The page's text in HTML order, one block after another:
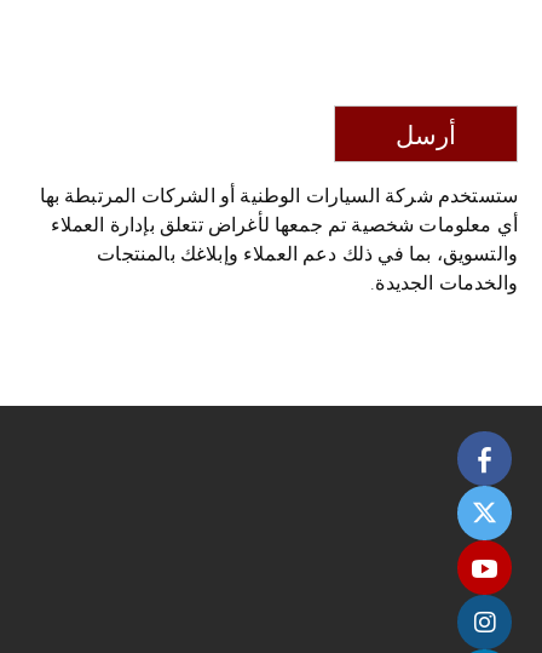
أرسل
ستستخدم شركة السيارات الوطنية أو الشركات المرتبطة بها
أي معلومات شخصية تم جمعها لأغراض تتعلق بإدارة العملاء
والتسويق، بما في ذلك دعم العملاء وإبلاغك بالمنتجات
والخدمات الجديدة.